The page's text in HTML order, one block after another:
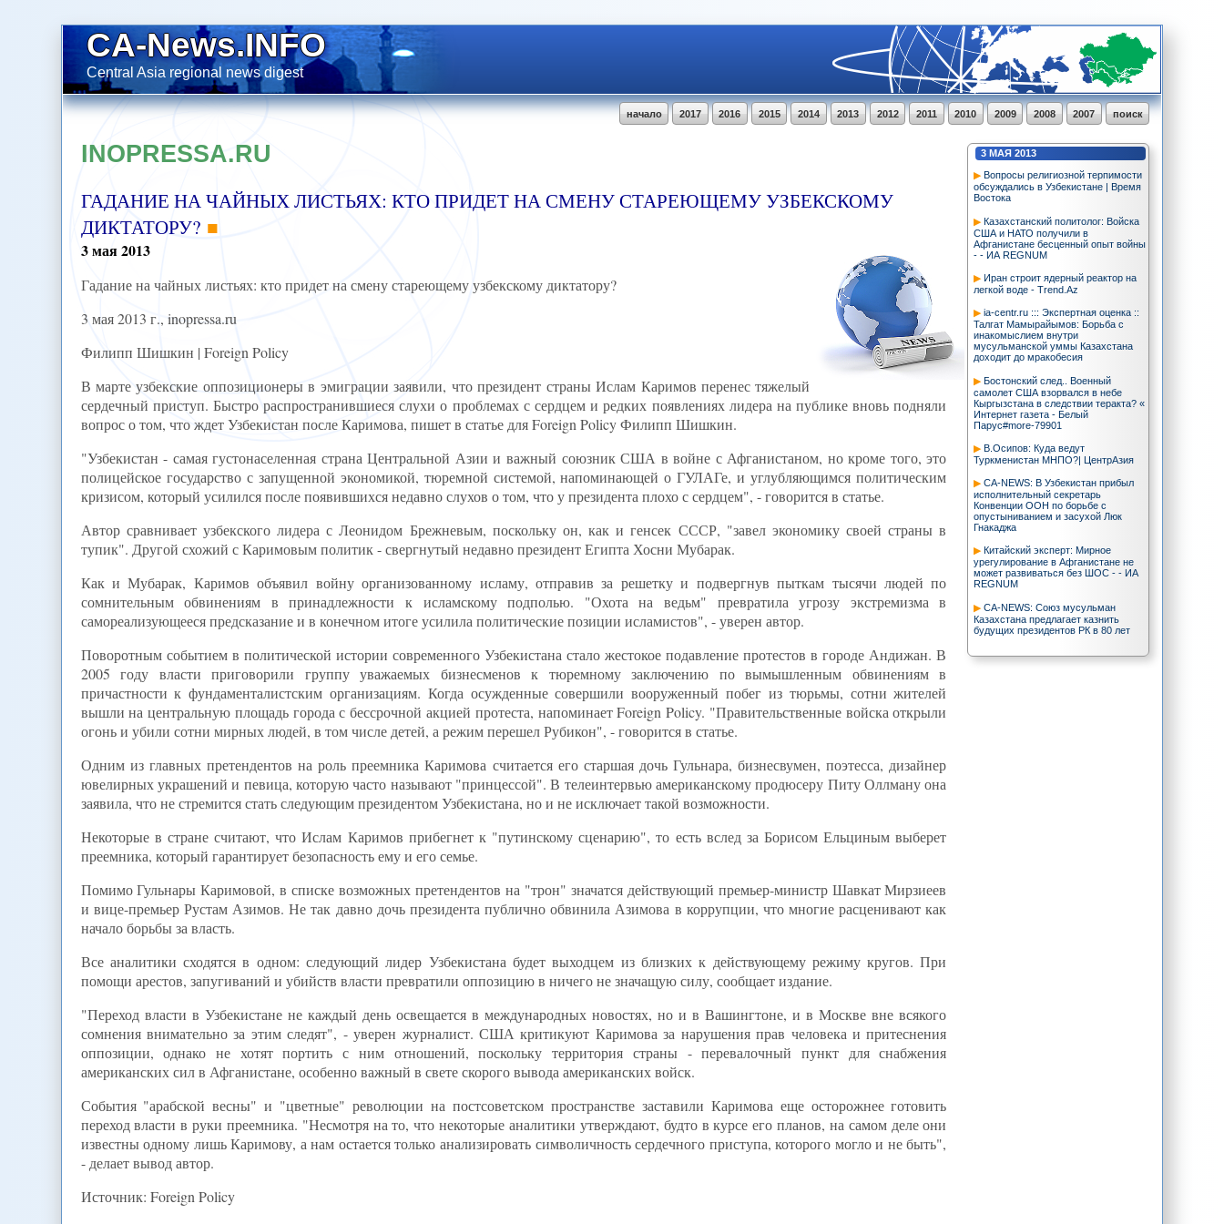
CA-News.INFO
Central Asia regional news digest
поиск
2007
2008
2009
2010
2011
2012
2013
2014
2015
2016
2017
начало
3 МАЯ 2013
Вопросы религиозной терпимости
обсуждались в Узбекистане | Время
Востока
Казахстанский политолог: Войска
США и НАТО получили в
Афганистане бесценный опыт войны
- - ИА REGNUM
Иран строит ядерный реактор на
легкой воде - Trend.Az
ia-centr.ru ::: Экспертная оценка ::
Талгат Мамырайымов: Борьба с
инакомыслием внутри
мусульманской уммы Казахстана
доходит до мракобесия
Бостонский след.. Военный
самолет США взорвался в небе
Кыргызстана в следствии теракта? «
Интернет газета - Белый
Парус#more-79901
В.Осипов: Куда ведут
Туркменистан МНПО?| ЦентрАзия
CA-NEWS: В Узбекистан прибыл
исполнительный секретарь
Конвенции ООН по борьбе с
опустыниванием и засухой Люк
Гнакаджа
Китайский эксперт: Мирное
урегулирование в Афганистане не
может развиваться без ШОС - - ИА
REGNUM
CA-NEWS: Союз мусульман
Казахстана предлагает казнить
будущих президентов РК в 80 лет
Самолет С-135 разбился недалеко
INOPRESSA.RU
ГАДАНИЕ НА ЧАЙНЫХ ЛИСТЬЯХ: КТО ПРИДЕТ НА СМЕНУ СТАРЕЮЩЕМУ УЗБЕКСКОМУ
ДИКТАТОРУ?
3мая2013
Гадание на чайных листьях: кто придет на смену стареющему узбекскому диктатору?
3 мая 2013 г., inopressa.ru
Филипп Шишкин | Foreign Policy
В марте узбекские оппозиционеры в эмиграции заявили, что президент страны Ислам Каримов перенес тяжелый
сердечный приступ. Быстро распространившиеся слухи о проблемах с сердцем и редких появлениях лидера на публике вновь подняли
вопрос о том, что ждет Узбекистан после Каримова, пишет в статье для Foreign Policy Филипп Шишкин.
"Узбекистан - самая густонаселенная страна Центральной Азии и важный союзник США в войне с Афганистаном, но кроме того, это
полицейское государство с запущенной экономикой, тюремной системой, напоминающей о ГУЛАГе, и углубляющимся политическим
кризисом, который усилился после появившихся недавно слухов о том, что у президента плохо с сердцем", - говорится в статье.
Автор сравнивает узбекского лидера с Леонидом Брежневым, поскольку он, как и генсек СССР, "завел экономику своей страны в
тупик". Другой схожий с Каримовым политик - свергнутый недавно президент Египта Хосни Мубарак.
Как и Мубарак, Каримов объявил войну организованному исламу, отправив за решетку и подвергнув пыткам тысячи людей по
сомнительным обвинениям в принадлежности к исламскому подполью. "Охота на ведьм" превратила угрозу экстремизма в
самореализующееся предсказание и в конечном итоге усилила политические позиции исламистов", - уверен автор.
Поворотным событием в политической истории современного Узбекистана стало жестокое подавление протестов в городе Андижан. В
2005 году власти приговорили группу уважаемых бизнесменов к тюремному заключению по вымышленным обвинениям в
причастности к фундаменталистским организациям. Когда осужденные совершили вооруженный побег из тюрьмы, сотни жителей
вышли на центральную площадь города с бессрочной акцией протеста, напоминает Foreign Policy. "Правительственные войска открыли
огонь и убили сотни мирных людей, в том числе детей, а режим перешел Рубикон", - говорится в статье.
Одним из главных претендентов на роль преемника Каримова считается его старшая дочь Гульнара, бизнесвумен, поэтесса, дизайнер
ювелирных украшений и певица, которую часто называют "принцессой". В телеинтервью американскому продюсеру Питу Оллману она
заявила, что не стремится стать следующим президентом Узбекистана, но и не исключает такой возможности.
Некоторые в стране считают, что Ислам Каримов прибегнет к "путинскому сценарию", то есть вслед за Борисом Ельциным выберет
преемника, который гарантирует безопасность ему и его семье.
Помимо Гульнары Каримовой, в списке возможных претендентов на "трон" значатся действующий премьер-министр Шавкат Мирзиеев
и вице-премьер Рустам Азимов. Не так давно дочь президента публично обвинила Азимова в коррупции, что многие расценивают как
начало борьбы за власть.
Все аналитики сходятся в одном: следующий лидер Узбекистана будет выходцем из близких к действующему режиму кругов. При
помощи арестов, запугиваний и убийств власти превратили оппозицию в ничего не значащую силу, сообщает издание.
"Переход власти в Узбекистане не каждый день освещается в международных новостях, но и в Вашингтоне, и в Москве вне всякого
сомнения внимательно за этим следят", - уверен журналист. США критикуют Каримова за нарушения прав человека и притеснения
оппозиции, однако не хотят портить с ним отношений, поскольку территория страны - перевалочный пункт для снабжения
американских сил в Афганистане, особенно важный в свете скорого вывода американских войск.
События "арабской весны" и "цветные" революции на постсоветском пространстве заставили Каримова еще осторожнее готовить
переход власти в руки преемника. "Несмотря на то, что некоторые аналитики утверждают, будто в курсе его планов, на самом деле они
известны одному лишь Каримову, а нам остается только анализировать символичность сердечного приступа, которого могло и не быть",
- делает вывод автор.
Источник: Foreign Policy